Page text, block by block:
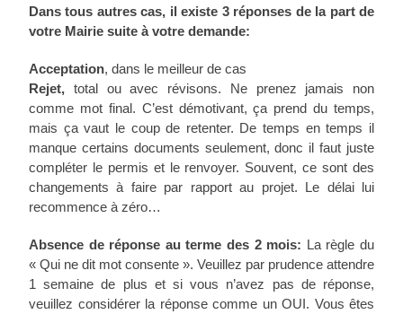
Dans tous autres cas, il existe 3 réponses de la part de
votre Mairie suite à votre demande:
Acceptation, dans le meilleur de cas
Rejet, total ou avec révisons. Ne prenez jamais non
comme mot final. C’est démotivant, ça prend du temps,
mais ça vaut le coup de retenter. De temps en temps il
manque certains documents seulement, donc il faut juste
compléter le permis et le renvoyer. Souvent, ce sont des
changements à faire par rapport au projet. Le délai lui
recommence à zéro…
Absence de réponse au terme des 2 mois: La règle du
« Qui ne dit mot consente ». Veuillez par prudence attendre
1 semaine de plus et si vous n’avez pas de réponse,
veuillez considérer la réponse comme un OUI. Vous êtes